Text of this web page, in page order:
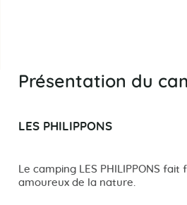
Présentation du
LES PHILIPPONS
Le camping LES PHILIPPONS
amoureux de la nature.